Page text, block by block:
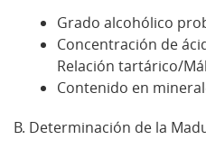
Grado alcohólico
Concentración de
Relación tartárico/
Contenido en
B. Determinación de la